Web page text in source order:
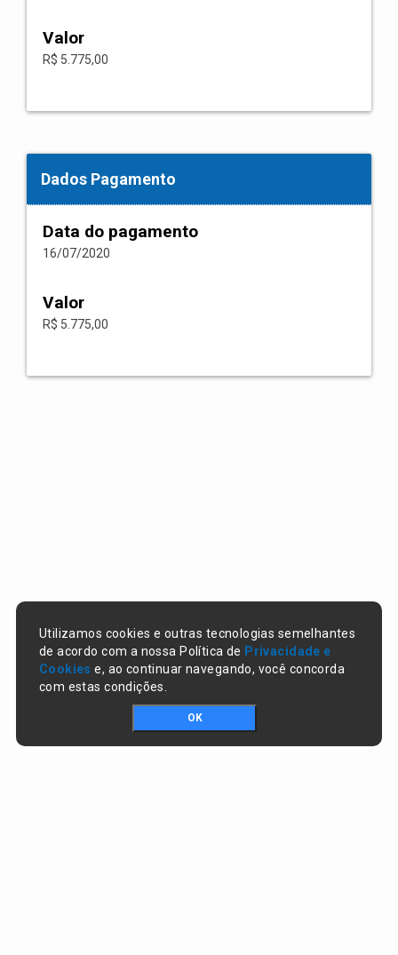
Valor
R$ 5.775,00
Dados Pagamento
Data do pagamento
16/07/2020
Valor
R$ 5.775,00
Utilizamos cookies e outras tecnologias semelhantes
de acordo com a nossa Política de Privacidade e
Cookies e, ao continuar navegando, você concorda
com estas condições.
OK